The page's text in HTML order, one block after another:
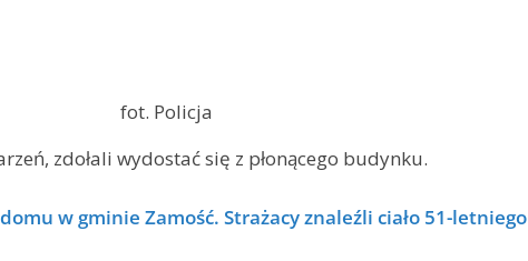
fot. Policja
zdołali wydostać się z płonącego budynku.
w gminie Zamość. Strażacy znaleźli ciało 51-letniego